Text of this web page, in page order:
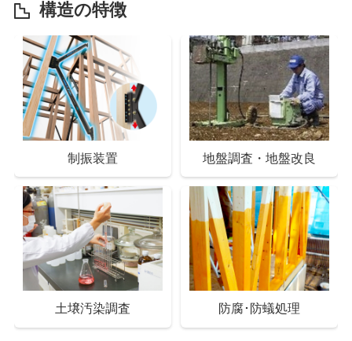
スマートドアキー インターホン
Low-Eペアガラス 樹脂複合サッシ
構造の特徴
制振装置 地盤調査・地盤改良
土壌汚染調査 防腐･防蟻処理